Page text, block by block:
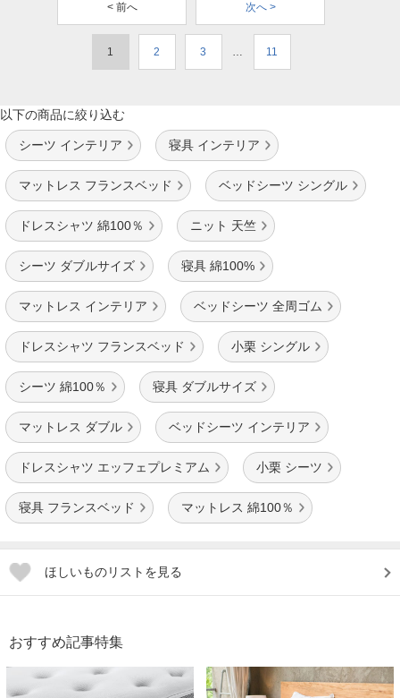
< 前へ 次へ >
1 2 3 … 11
以下の商品に絞り込む
シーツ インテリア 寝具 インテリア
マットレス フランスベッド ベッドシーツ シングル
ドレスシャツ 綿100％ ニット 天竺
シーツ ダブルサイズ 寝具 綿100%
マットレス インテリア ベッドシーツ 全周ゴム
ドレスシャツ フランスベッド 小栗 シングル
シーツ 綿100％ 寝具 ダブルサイズ
マットレス ダブル ベッドシーツ インテリア
ドレスシャツ エッフェプレミアム 小栗 シーツ
寝具 フランスベッド マットレス 綿100％
ほしいものリストを見る
おすすめ記事特集